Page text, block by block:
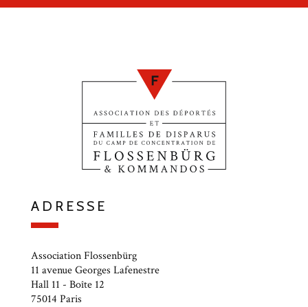
ADRESSE
Association Flossenbürg
11 avenue Georges Lafenestre
Hall 11 - Boîte 12
75014 Paris